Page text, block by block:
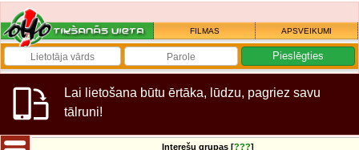
FILMAS APSVEIKUMI
Lai lietošana būtu ērtāka, lūdzu, pagriez savu
tālruni!
Interešu grupas [???]